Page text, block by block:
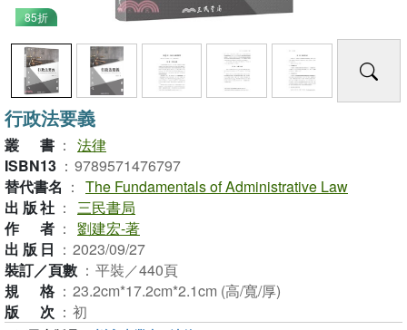
85折
行政法要義
叢書 ： 法律
ISBN13 ： 9789571476797
替代書名 ： The Fundamentals of Administrative Law
出版社 ： 三民書局
作者 ： 劉建宏-著
出版日 ： 2023/09/27
裝訂／頁數 ： 平裝／440頁
規格 ： 23.2cm*17.2cm*2.1cm (高/寬/厚)
版次 ： 初